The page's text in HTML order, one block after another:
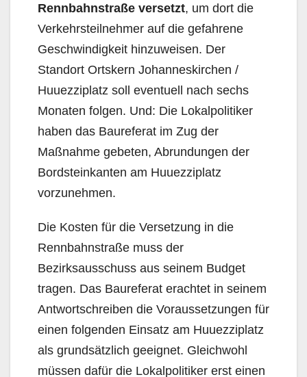
Rennbahnstraße versetzt, um dort die
Verkehrsteilnehmer auf die gefahrene
Geschwindigkeit hinzuweisen. Der
Standort Ortskern Johanneskirchen /
Huuezziplatz soll eventuell nach sechs
Monaten folgen. Und: Die Lokalpolitiker
haben das Baureferat im Zug der
Maßnahme gebeten, Abrundungen der
Bordsteinkanten am Huuezziplatz
vorzunehmen.
Die Kosten für die Versetzung in die
Rennbahnstraße muss der
Bezirksausschuss aus seinem Budget
tragen. Das Baureferat erachtet in seinem
Antwortschreiben die Voraussetzungen für
einen folgenden Einsatz am Huuezziplatz
als grundsätzlich geeignet. Gleichwohl
müssen dafür die Lokalpolitiker erst einen